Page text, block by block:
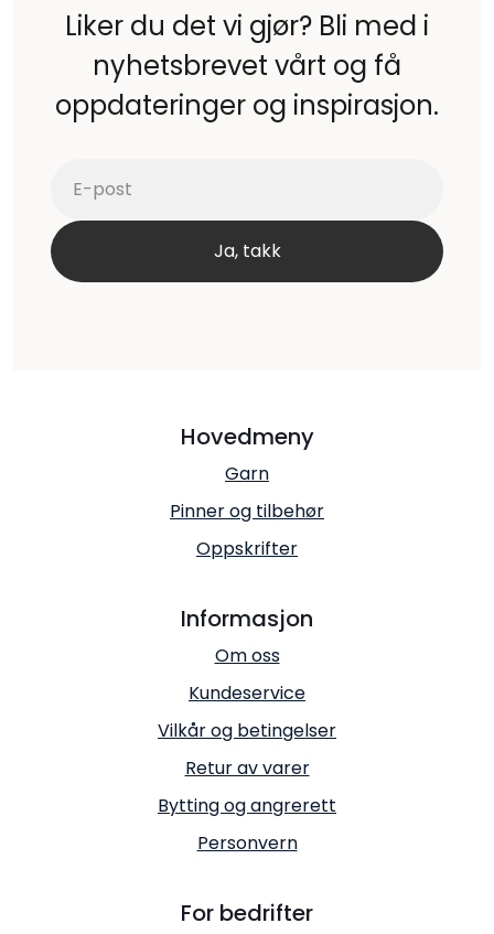
Liker du det vi gjør? Bli med i
nyhetsbrevet vårt og få
oppdateringer og inspirasjon.
Hovedmeny
Garn
Pinner og tilbehør
Oppskrifter
Informasjon
Om oss
Kundeservice
Vilkår og betingelser
Retur av varer
Bytting og angrerett
Personvern
For bedrifter